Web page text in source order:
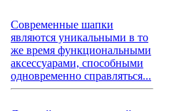
Современные шапки
являются уникальными в то
же время функциональными
аксессуарами, способными
одновременно справляться...